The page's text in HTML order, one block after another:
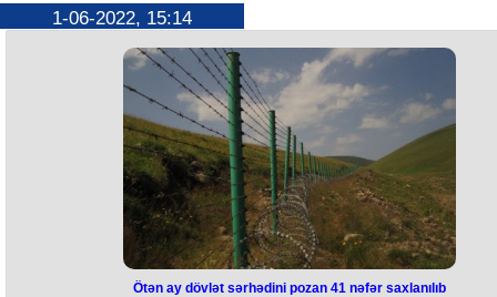
1-06-2022, 15:14
Ötən ay dövlət sərhədini pоzan 41 nəfər saxlanılıb